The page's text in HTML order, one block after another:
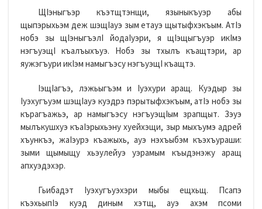
ЩIэныгъэр къэтщтэнщи, языныкъуэр абы
щыпэрыхьэм деж шэщIауэ зым етауэ щытыфхэкъым. АтIэ
нобэ зы щIэныгъэлI йодаIуэри, я щIэщыгъуэр икIмэ
нэгъуэщI къалъыхъуэ. Нобэ зы тхылъ къащтэри, ар
яужэгъури икIэм намыгъэсу нэгъуэщI къащтэ.
IэщIагъэ, лэжьыгъэм и Iуэхури аращ. Куэдыр зы
Iуэхугъуэм шэщIауэ куэдрэ пэрытыфхэкъым, атIэ нобэ зы
кърагъажьэ, ар намыгъэсу нэгъуэщIым зрапщыт. Зэуэ
мылъкушхуэ къаIэрыхьэну хуейхэщи, зыр мыхъумэ адрей
хъункъэ, жаIэурэ къажыхь, ауэ нэхъыбэм къэхъураши:
зыми щымыщу хьэулейуэ уэрамым къыдэнэжу аращ
апхуэдэхэр.
Гьибадэт Iуэхугъуэхэри мыбы ещхьщ. Псапэ
къэхьыпIэ куэд диным хэтщ, ауэ ахэм псоми